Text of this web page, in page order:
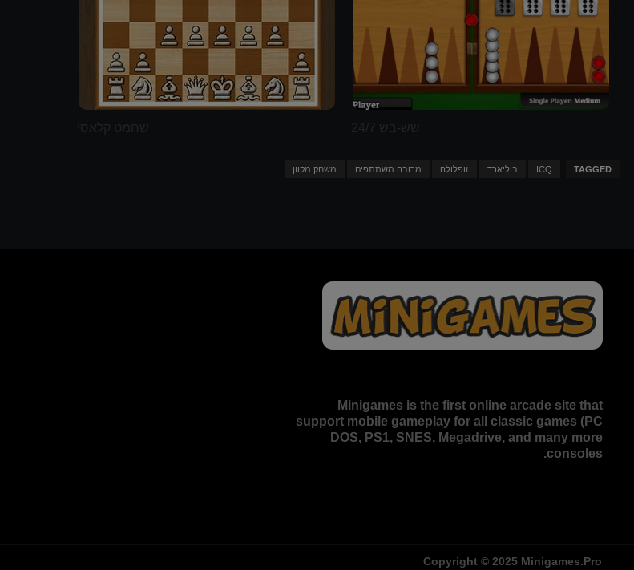
TAGGED
ICQ ביליארד זופלולה מרובה משתתפים משחק מקוון
Minigames is the first online arcade site that
support mobile gameplay for all classic games (PC
DOS, PS1, SNES, Megadrive, and many more
consoles.
Copyright © 2025 Minigames.Pro